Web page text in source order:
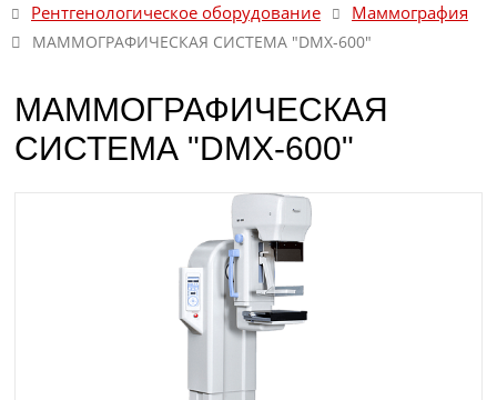
Рентгенологическое оборудование
Маммография
МАММОГРАФИЧЕСКАЯ СИСТЕМА "DMX-600"
МАММОГРАФИЧЕСКАЯ
СИСТЕМА "DMX-600"